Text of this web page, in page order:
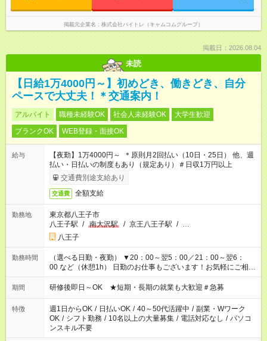
掲載元企業名 株式会社バイトレ（キャムコムグループ）
掲載日：2026.08.04
未読
【日給1万4000円～】初めどき、働きどき、自分
ペースで大丈夫！＊交通案内！
アルバイト 職種未経験OK 社会人未経験OK
大学生歓迎
ブランクOK
WEB登録・面接OK
給与
【夜勤】1万4000円～ ＊原則月2回払い（10日・25日） 他、週
払い・日払いの制度もあり（規定あり）＃日収1万円以上
交通費別途支給あり
交通費 全額支給
勤務地
東京都八王子市
八王子駅 / 南大沢駅 / 京王八王子駅 / …
八王子
勤務時間
（選べる日勤・夜勤） ▼20：00～翌5：00／21：00～翌6：
00 など（休憩1h） 日勤のお仕事もございます！お気軽にご相談
ください！
期間 研修後即日～OK ★短期・長期の就業も大歓迎＃急募
特徴 週1日からOK / 日払いOK / 40～50代活躍中 / 副業・Wワーク
OK / シフト勤務 / 10名以上の大量募集 / 電話対応なし / パソコ
ンスキル不要